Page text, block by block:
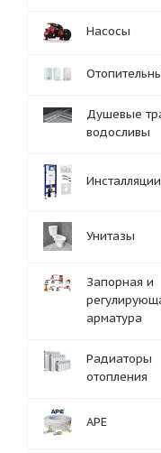
Насосы
Душевые
водосливы
Инсталляции
Унитазы
Запорная и
арматура
Радиаторы
отопления
APE